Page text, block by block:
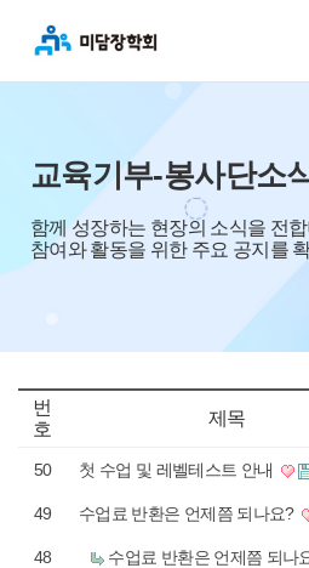
교육기부-봉사단소
함께 성장하는 현장의 소식을 전
참여와 활동을 위한 주요 공지를
번
호
제목
50 첫 수업 및 레벨테스트 안내
49 수업료 반환은 언제쯤 되나요?
48 수업료 반환은 언제쯤 되나